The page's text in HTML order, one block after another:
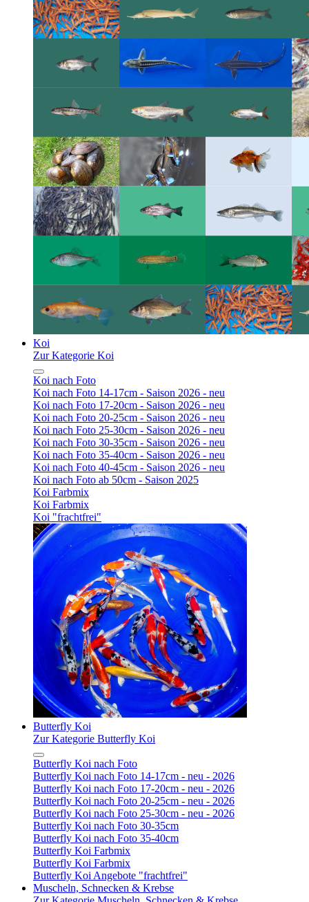
Koi
Zur Kategorie Koi
Koi nach Foto
Koi nach Foto 14-17cm - Saison 2026 - neu
Koi nach Foto 17-20cm - Saison 2026 - neu
Koi nach Foto 20-25cm - Saison 2026 - neu
Koi nach Foto 25-30cm - Saison 2026 - neu
Koi nach Foto 30-35cm - Saison 2026 - neu
Koi nach Foto 35-40cm - Saison 2026 - neu
Koi nach Foto 40-45cm - Saison 2026 - neu
Koi nach Foto ab 50cm - Saison 2025
Koi Farbmix
Koi Farbmix
Koi "frachtfrei"
Butterfly Koi
Zur Kategorie Butterfly Koi
Butterfly Koi nach Foto
Butterfly Koi nach Foto 14-17cm - neu - 2026
Butterfly Koi nach Foto 17-20cm - neu - 2026
Butterfly Koi nach Foto 20-25cm - neu - 2026
Butterfly Koi nach Foto 25-30cm - neu - 2026
Butterfly Koi nach Foto 30-35cm
Butterfly Koi nach Foto 35-40cm
Butterfly Koi Farbmix
Butterfly Koi Farbmix
Butterfly Koi Angebote "frachtfrei"
Muscheln, Schnecken & Krebse